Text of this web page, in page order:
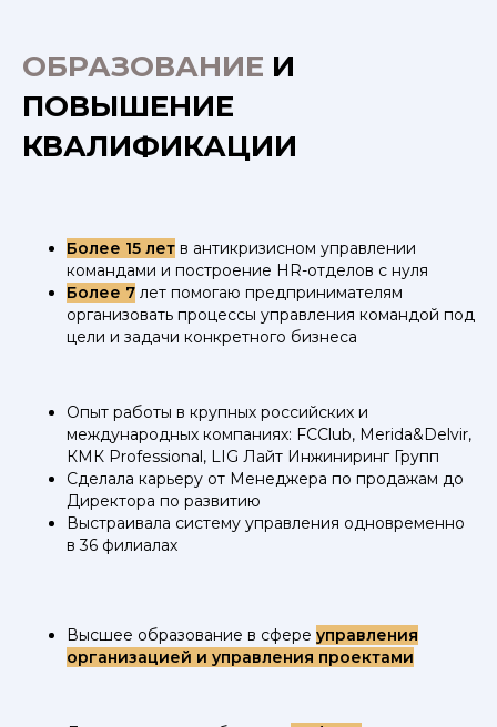
ОБРАЗОВАНИЕ И
ПОВЫШЕНИЕ
КВАЛИФИКАЦИИ
Более 15 лет в антикризисном управлении
командами и построение HR-отделов с нуля
Более 7 лет помогаю предпринимателям
организовать процессы управления командой под
цели и задачи конкретного бизнеса
Опыт работы в крупных российских и
международных компаниях: FCClub, Merida&Delvir,
КМК Professional, LIG Лайт Инжиниринг Групп
Сделала карьеру от Менеджера по продажам до
Директора по развитию
Выстраивала систему управления одновременно
в 36 филиалах
Высшее образование в сфере управления
организацией и управления проектами